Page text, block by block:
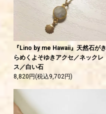
『Lino by me Hawaii』天然石がき
らめくよそゆきアクセ／ネックレ
ス／白い石
8,820円(税込9,702円)